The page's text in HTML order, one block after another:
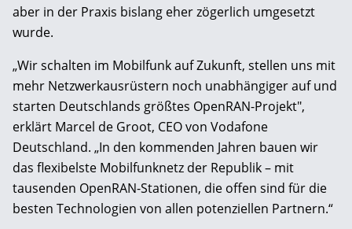
aber in der Praxis bislang eher zögerlich umgesetzt
wurde.
„Wir schalten im Mobilfunk auf Zukunft, stellen uns mit
mehr Netzwerkausrüstern noch unabhängiger auf und
starten Deutschlands größtes OpenRAN-Projekt",
erklärt Marcel de Groot, CEO von Vodafone
Deutschland. „In den kommenden Jahren bauen wir
das flexibelste Mobilfunknetz der Republik – mit
tausenden OpenRAN-Stationen, die offen sind für die
besten Technologien von allen potenziellen Partnern.“